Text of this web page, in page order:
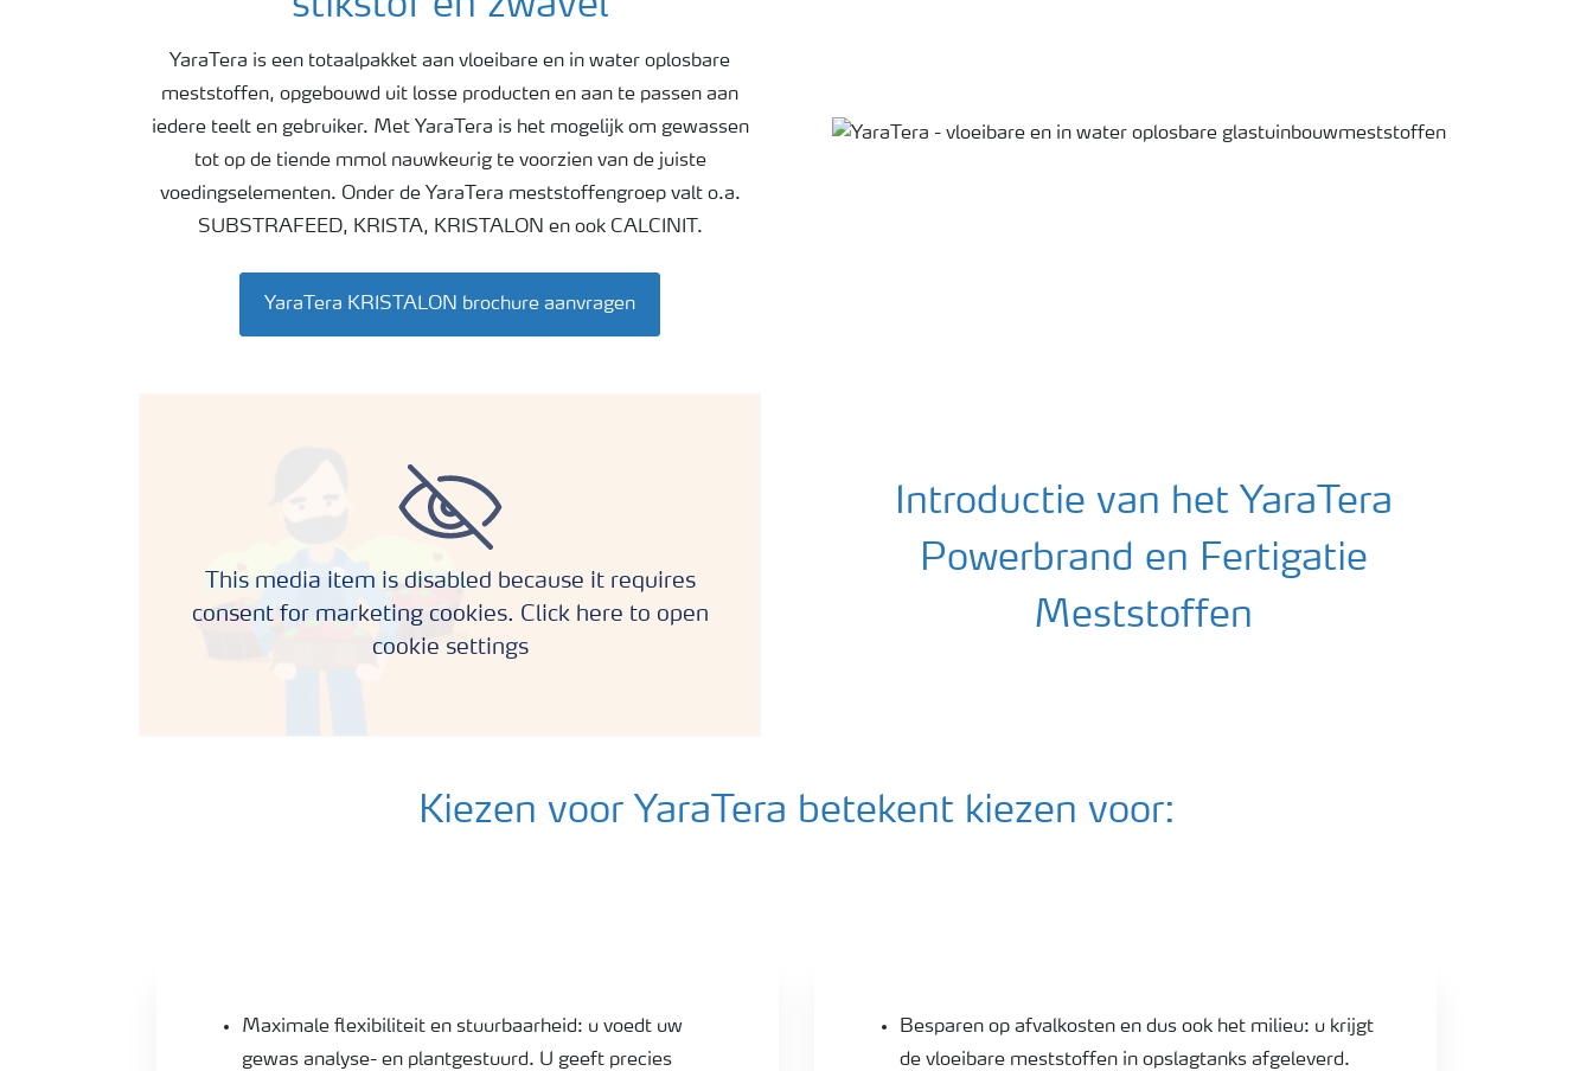
Webinars
YaraTera is een totaalpakket aan vloeibare en in water oplosbare
meststoffen, opgebouwd uit losse producten en aan te passen aan
iedere teelt en gebruiker. Met YaraTera is het mogelijk om gewassen
tot op de tiende mmol nauwkeurig te voorzien van de juiste
voedingselementen. Onder de YaraTera meststoffengroep valt o.a.
SUBSTRAFEED, KRISTA, KRISTALON en ook CALCINIT.
YaraTera KRISTALON brochure aanvragen
Introductie van het YaraTera
Powerbrand en Fertigatie
Meststoffen
This media item is disabled because it requires
consent for marketing cookies. Click here to open
cookie settings
Kiezen voor YaraTera betekent kiezen voor:
Maximale flexibiliteit en stuurbaarheid: u voedt uw
gewas analyse- en plantgestuurd. U geeft precies
Besparen op afvalkosten en dus ook het milieu: u krijgt
de vloeibare meststoffen in opslagtanks afgeleverd.